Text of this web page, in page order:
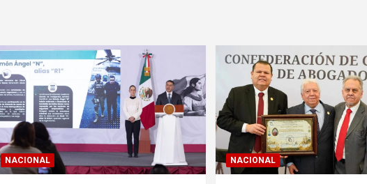
NACIONAL NACIONAL